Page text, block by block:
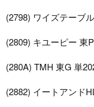
(2798) ワイズテーブ
(2809) キユーピー 東
(280A) TMH 東G 単
(2882) イートアンド